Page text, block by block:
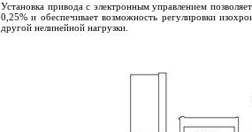
Установка привода с электронным управлением
0,25% и обеспечивает возможность регулировки
другой нелинейной нагрузки.